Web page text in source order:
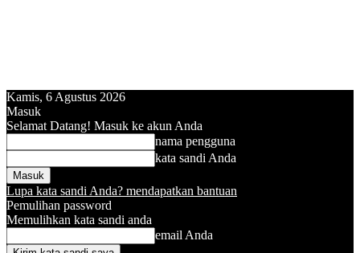
Kamis, 6 Agustus 2026
Masuk
Selamat Datang! Masuk ke akun Anda
nama pengguna
kata sandi Anda
Lupa kata sandi Anda? mendapatkan bantuan
Pemulihan password
Memulihkan kata sandi anda
email Anda